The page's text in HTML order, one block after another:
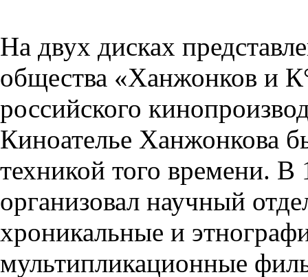
На двух дисках
общества «Ханжонков и
российского
Киноателье Ханжонкова
техникой того времени.
организовал научный
хроникальные и
мультипликационные